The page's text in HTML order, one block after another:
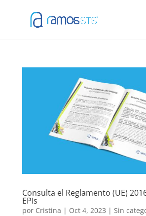
Consulta el Reglamento (UE)
EPIs
por Cristina | Oct 4, 2023 | Sin